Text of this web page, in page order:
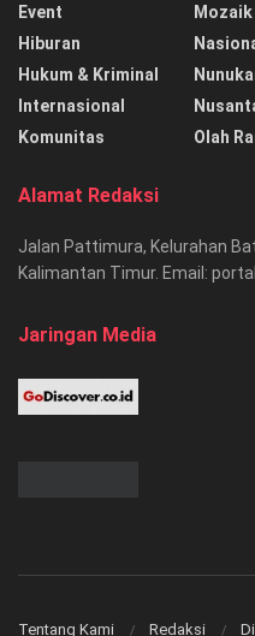
Event
Hiburan
Hukum & Kriminal
Internasional
Komunitas
Mozaik
Olah
Alamat Redaksi
Jalan Pattimura, Kelurahan
Kalimantan Timur. Email:
Jaringan Media
Tentang Kami Redaksi